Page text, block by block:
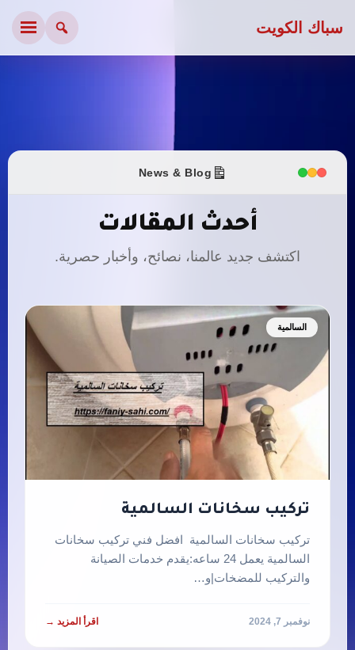
سباك الكويت
News & Blog
أحدث المقالات
اكتشف جديد عالمنا، نصائح، وأخبار حصرية.
السالمية
تركيب سخانات السالمية
تركيب سخانات السالمية افضل فني تركيب سخانات
السالمية يعمل 24 ساعه:يقدم خدمات الصيانة
والتركيب للمضخات|و…
نوفمبر 7, 2024 اقرأ المزيد →